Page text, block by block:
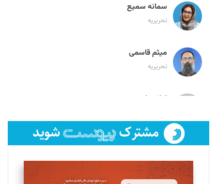
سمانه سمیع
تحریریه
میثم قاسمی
تحریریه
لیلا حنارود
فائزه فتحی رستمی
تحریریه